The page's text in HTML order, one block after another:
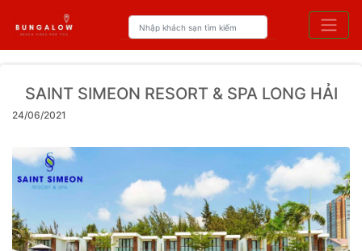
SAINT SIMEON RESORT & SPA LONG HẢI
24/06/2021